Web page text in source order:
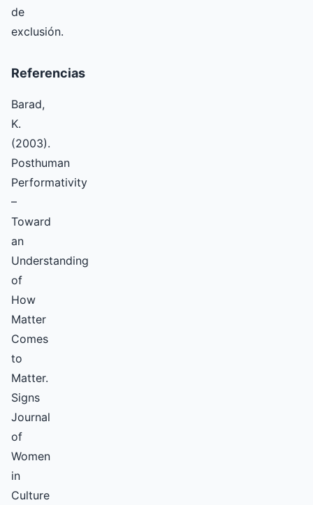
de
exclusión.
Referencias
Barad,
K.
(2003).
Posthuman
Performativity
–
Toward
an
Understanding
of
How
Matter
Comes
to
Matter.
Signs
Journal
of
Women
in
Culture